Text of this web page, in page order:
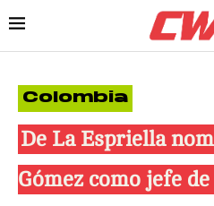
Colombia
De La Espriella
Gómez como jefe